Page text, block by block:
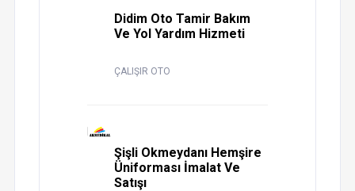
Didim Oto Tamir Bakım
Ve Yol Yardım Hizmeti
ÇALIŞIR OTO
Şişli Okmeydanı Hemşire
Üniforması İmalat Ve
Satışı